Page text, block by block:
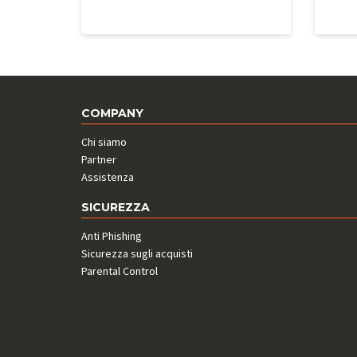
COMPANY
Chi siamo
Partner
Assistenza
SICUREZZA
Anti Phishing
Sicurezza sugli acquisti
Parental Control